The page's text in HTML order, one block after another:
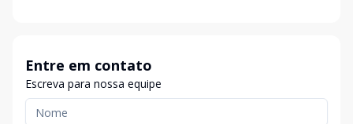
Entre em contato
Escreva para nossa equipe